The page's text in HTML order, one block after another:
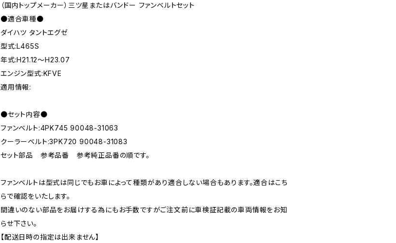
（国内トップメーカー）三ツ星またはバンドー ファンベルトセット
●適合車種●
ダイハツ タントエグゼ
型式:L465S
年式:H21.12～H23.07
エンジン型式:KFVE
適用情報:
●セット内容●
ファンベルト:4PK745 90048-31063
クーラーベルト:3PK720 90048-31083
セット部品 参考品番 参考純正品番の順です。
ファンベルトは型式は同じでもお車によって種類があり適合しない場合もあります。適合はこち
らで確認をいたします。
間違いのない部品をお届けする為にもお手数ですがご注文前に車検証記載の車両情報をお知
らせ下さい。
【配送日時の指定は出来ません】